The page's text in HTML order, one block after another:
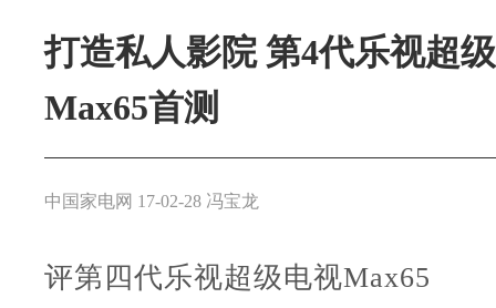
打造私人影院 第4代乐视超
Max65首测
中国家电网 17-02-28 冯宝龙
评第四代乐视超级电视Max65